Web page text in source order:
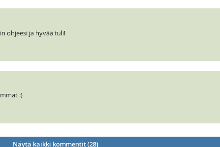
ohjeesi ja hyvää tuli!
:)
Näytä kaikki kommentit (28)